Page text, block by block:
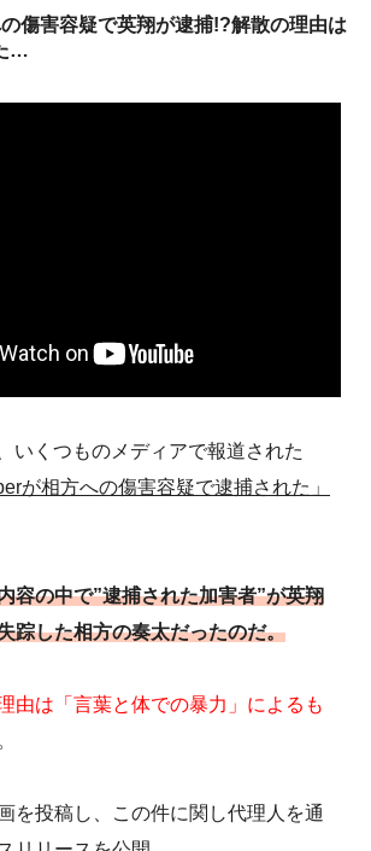
傷害容疑で英翔が逮捕!?解散の理由は
…
いくつものメディアで報道された
が相方への傷害容疑で逮捕された」
容の中で”逮捕された加害者”が英翔
踪した相方の奏太だったのだ。
由は「言葉と体での暴力」によるも
を投稿し、この件に関し代理人を通